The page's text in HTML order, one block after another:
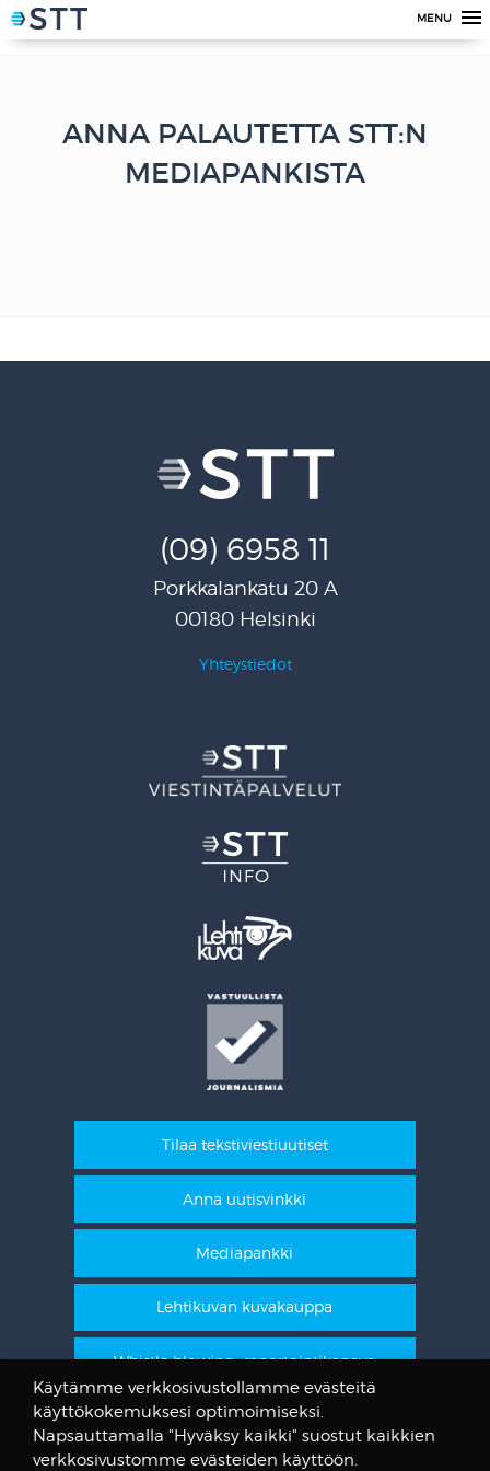
MENU
ANNA PALAUTETTA STT:N
MEDIAPANKISTA
(09) 6958 11
Porkkalankatu 20 A
00180 Helsinki
Yhteystiedot
Tilaa tekstiviestiuutiset
Anna uutisvinkki
Mediapankki
Lehtikuvan kuvakauppa
Whistle blowing -raportointikanava
STT Info
Lehtikuvan vanhat kuvat
Käytämme verkkosivustollamme evästeitä
käyttökokemuksesi optimoimiseksi.
Napsauttamalla "Hyväksy kaikki" suostut kaikkien
verkkosivustomme evästeiden käyttöön.